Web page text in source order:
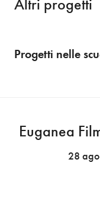
Altri progetti
Progetti nelle
Euganea
28